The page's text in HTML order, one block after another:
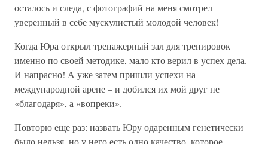
осталось и следа, с фотографий на меня смотрел
уверенный в себе мускулистый молодой человек!
Когда Юра открыл тренажерный зал для тренировок
именно по своей методике, мало кто верил в успех дела.
И напрасно! А уже затем пришли успехи на
международной арене – и добился их мой друг не
«благодаря», а «вопреки».
Повторю еще раз: назвать Юру одаренным генетически
было нельзя, но у него есть одно качество, которое,